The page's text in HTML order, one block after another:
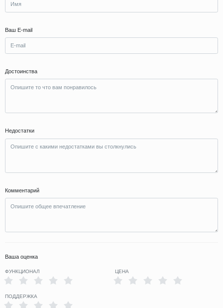
Ваш E-mail
Достоинства
Недостатки
Комментарий
Ваша оценка
ФУНКЦИОНАЛ ЦЕНА
ПОДДЕРЖКА